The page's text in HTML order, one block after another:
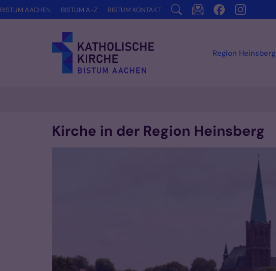
Zum Inhalt springen
Region Heinsberg
BISTUM AACHEN BISTUM A-Z BISTUM KONTAKT
Kirche in der Region Heinsberg